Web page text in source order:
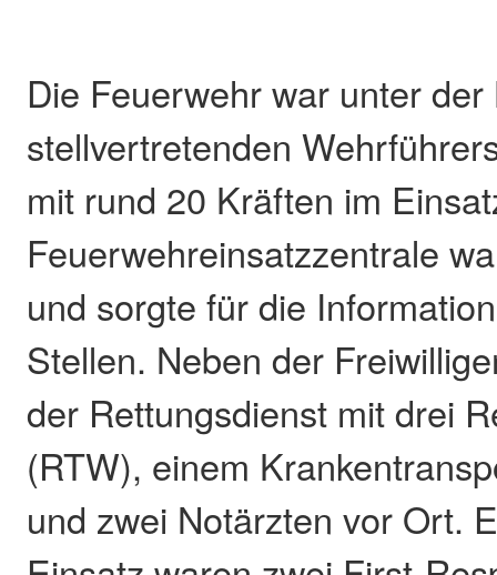
Die Feuerwehr war unter
stellvertretenden
mit rund 20 Kräften im
Feuerwehreinsatzzentrale
und sorgte für die
Stellen. Neben der
der Rettungsdienst mit drei
(RTW), einem
und zwei Notärzten vor Ort.